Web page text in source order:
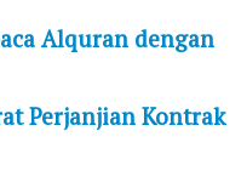
Alquran dengan
Perjanjian Kontrak